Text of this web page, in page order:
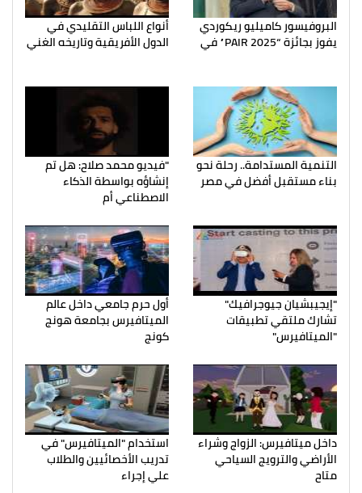
البروفيسور كاميليو ريكوردي
يفوز بجائزة “PAIR 2025” في
أنواع اللباس التقليدي في
الدول الأفريقية وتاريخه الغني
التنمية المستدامة.. رحلة نحو
بناء مستقبل أفضل في مصر
"فيديو محمد صلاح: هل تم
إنشاؤه بواسطة الذكاء
الاصطناعي أم
"إيجيبشيان جيوجرافيك"
تشارك ملتقي تطبيقات
"الميتافيرس"
أول حرم جامعي داخل عالم
الميتافيرس بجامعة هونج
كونج
داخل ميتافيرس: الزواج وشراء
الأراضي والترويج السياحي
متاح
استخدام "الميتافيرس" في
تدريب الأخصائيين والطلاب
علي إجراء